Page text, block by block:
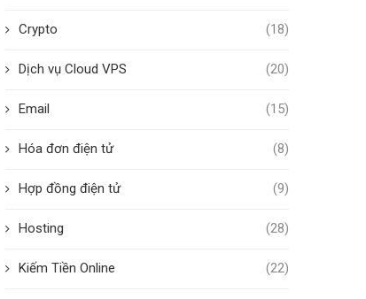
Crypto (18)
Dịch vụ Cloud VPS (20)
Email (15)
Hóa đơn điện tử (8)
Hợp đồng điện tử (9)
Hosting (28)
Kiếm Tiền Online (22)